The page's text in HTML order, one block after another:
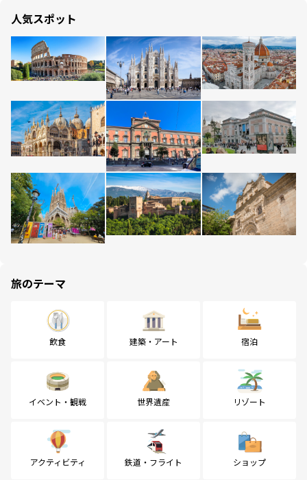
人気スポット
旅のテーマ
飲食 建築・アート 宿泊
イベント・観戦 世界遺産 リゾート
アクティビティ 鉄道・フライト ショップ